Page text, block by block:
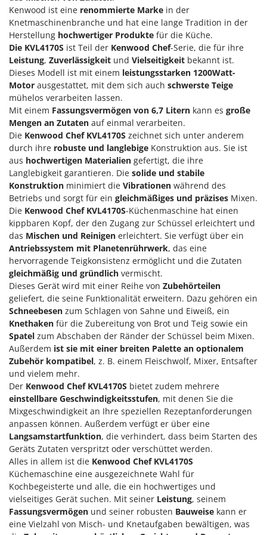
Mähroboter
Maisentkörnungsmaschinen
Manuelle Heckenscheren
Mehrzweck-Sauggeräte
Minibacköfen
Motorhacken - Gartenfräsen
Motorspritzen
Mulcher für Traktor
N
Notstromaggregat
Nudelmaschinen
O
Obstmühlen Obsthäcksler Obstmuser
Obstpressen
Olivenernter und Schüttler
P
Palettengabeln für Traktoren
Pelletpressen
Pflüge für Traktor
Planierschilder für Traktoren
Plasmaschneider
Poolroboter
Pools
Poolstaubsauger
R
Rasenmäher
Rasensodenschneider
Rasentraktoren Aufsitzmäher
Rasentrimmer - Kantenschneider
Rasentrimmer - Motorsensen - Freischneider
Famag
Famur
FARMER
FBC
Ferrari Group
Ferroni
Ferrua
FIAC
FIEM
Fimar
FINI
Fiorentini
Fiskars
Flymo
Fontana Forni
Forest Master
Francini
G
G3 Ferrari
Gardena
Garofalo
GeoTech
GeoTech Pro
Gierre
Ginko - MGM
Gipeco
Girmi
Goodyear
GRAEF
Gre
Kenwood ist eine renommierte Marke in der
Knetmaschinenbranche und hat eine lange Tradition in der
Herstellung hochwertiger Produkte für die Küche.
Die KVL4170S ist Teil der Kenwood Chef-Serie, die für ihre
Leistung, Zuverlässigkeit und Vielseitigkeit bekannt ist.
Dieses Modell ist mit einem leistungsstarken 1200Watt-
Motor ausgestattet, mit dem sich auch schwerste Teige
mühelos verarbeiten lassen.
Mit einem Fassungsvermögen von 6,7 Litern kann es große
Mengen an Zutaten auf einmal verarbeiten.
Die Kenwood Chef KVL4170S zeichnet sich unter anderem
durch ihre robuste und langlebige Konstruktion aus. Sie ist
aus hochwertigen Materialien gefertigt, die ihre
Langlebigkeit garantieren. Die solide und stabile
Konstruktion minimiert die Vibrationen während des
Betriebs und sorgt für ein gleichmäßiges und präzises Mixen.
Die Kenwood Chef KVL4170S-Küchenmaschine hat einen
kippbaren Kopf, der den Zugang zur Schüssel erleichtert und
das Mischen und Reinigen erleichtert. Sie verfügt über ein
Antriebssystem mit Planetenrührwerk, das eine
hervorragende Teigkonsistenz ermöglicht und die Zutaten
gleichmäßig und gründlich vermischt.
Dieses Gerät wird mit einer Reihe von Zubehörteilen
geliefert, die seine Funktionalität erweitern. Dazu gehören ein
Schneebesen zum Schlagen von Sahne und Eiweiß, ein
Knethaken für die Zubereitung von Brot und Teig sowie ein
Spatel zum Abschaben der Ränder der Schüssel beim Mixen.
Außerdem ist sie mit einer breiten Palette an optionalem
Zubehör kompatibel, z. B. einem Fleischwolf, Mixer, Entsafter
und vielem mehr.
Der Kenwood Chef KVL4170S bietet zudem mehrere
einstellbare Geschwindigkeitsstufen, mit denen Sie die
Mixgeschwindigkeit an Ihre speziellen Rezeptanforderungen
anpassen können. Außerdem verfügt er über eine
Langsamstartfunktion, die verhindert, dass beim Starten des
Geräts Zutaten verspritzt oder verschüttet werden.
Alles in allem ist die Kenwood Chef KVL4170S
Küchemaschine eine ausgezeichnete Wahl für
Kochbegeisterte und alle, die ein hochwertiges und
vielseitiges Gerät suchen. Mit seiner Leistung, seinem
Fassungsvermögen und seiner robusten Bauweise kann er
eine Vielzahl von Misch- und Knetaufgaben bewältigen, was